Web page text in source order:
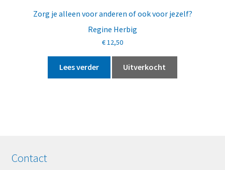
Zorg je alleen voor anderen of ook voor jezelf?
Regine Herbig
€ 12,50
Lees verder Uitverkocht
Contact